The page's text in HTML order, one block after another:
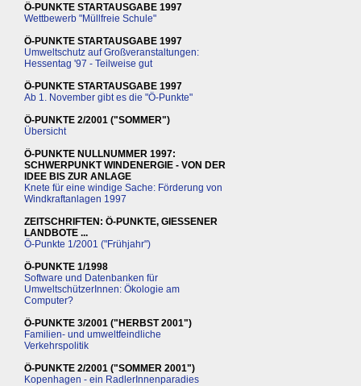
Ö-PUNKTE STARTAUSGABE 1997
Wettbewerb "Müllfreie Schule"
Ö-PUNKTE STARTAUSGABE 1997
Umweltschutz auf Großveranstaltungen:
Hessentag '97 - Teilweise gut
Ö-PUNKTE STARTAUSGABE 1997
Ab 1. November gibt es die "Ö-Punkte"
Ö-PUNKTE 2/2001 ("SOMMER")
Übersicht
Ö-PUNKTE NULLNUMMER 1997:
SCHWERPUNKT WINDENERGIE - VON DER
IDEE BIS ZUR ANLAGE
Knete für eine windige Sache: Förderung von
Windkraftanlagen 1997
ZEITSCHRIFTEN: Ö-PUNKTE, GIESSENER
LANDBOTE ...
Ö-Punkte 1/2001 ("Frühjahr")
Ö-PUNKTE 1/1998
Software und Datenbanken für
UmweltschützerInnen: Ökologie am
Computer?
Ö-PUNKTE 3/2001 ("HERBST 2001")
Familien- und umweltfeindliche
Verkehrspolitik
Ö-PUNKTE 2/2001 ("SOMMER 2001")
Kopenhagen - ein RadlerInnenparadies